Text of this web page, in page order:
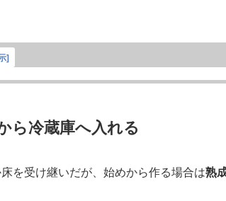
]
ら冷蔵庫へ入れる
を受け継いだが、始めから作る場合は熟